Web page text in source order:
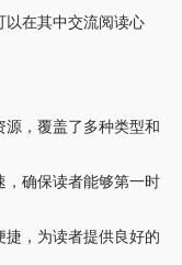
以在其中交流阅读心
源，覆盖了多种类型和
，确保读者能够第一时
捷，为读者提供良好的